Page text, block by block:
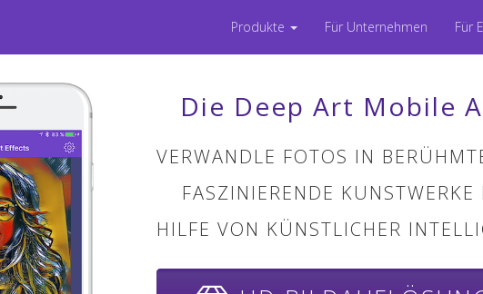
Produkte Für Unternehmen Für
Die Deep Art Mobile
VERWANDLE FOTOS IN
FASZINIERENDE KUNSTWERKE
HILFE VON KÜNSTLICHER